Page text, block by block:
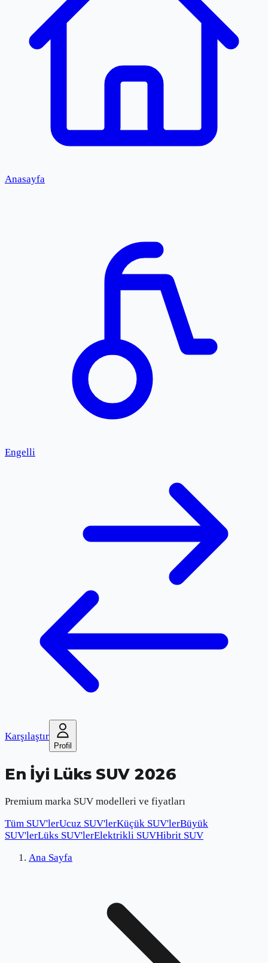
Anasayfa
Engelli
Karşılaştır
Profil
En İyi Lüks SUV 2026
Premium marka SUV modelleri ve fiyatları
Tüm SUV'lerUcuz SUV'lerKüçük SUV'lerBüyük
SUV'lerLüks SUV'lerElektrikli SUVHibrit SUV
Ana Sayfa